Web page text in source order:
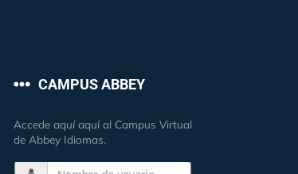
CAMPUS ABBEY
Accede aquí aquí al Campus Virtual
de Abbey Idiomas.